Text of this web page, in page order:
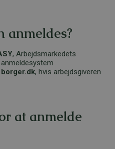
anmeldes?
, Arbejdsmarkedets
borger.dk, hvis arbejdsgiveren
at anmelde